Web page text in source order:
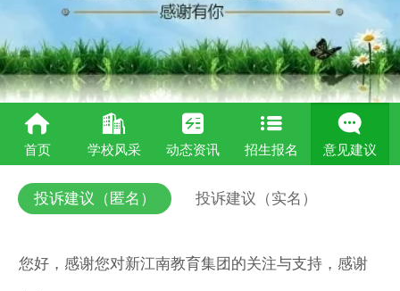
首页 学校风采 动态资讯 招生报名 意见建议
投诉建议（匿名） 投诉建议（实名）
您好，感谢您对新江南教育集团的关注与支持，感谢